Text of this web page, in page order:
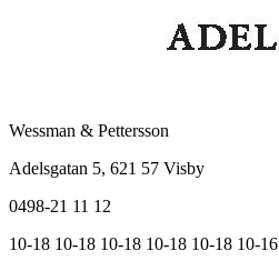
Wessman & Pettersson
Adelsgatan 5, 621 57 Visby
0498-21 11 12
10-18 10-18 10-18 10-18 10-18 10-16